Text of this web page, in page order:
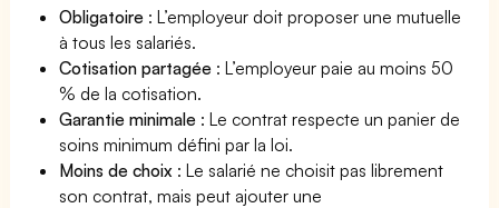
Obligatoire : L’employeur doit proposer une mutuelle
à tous les salariés.
Cotisation partagée : L’employeur paie au moins 50
% de la cotisation.
Garantie minimale : Le contrat respecte un panier de
soins minimum défini par la loi.
Moins de choix : Le salarié ne choisit pas librement
son contrat, mais peut ajouter une